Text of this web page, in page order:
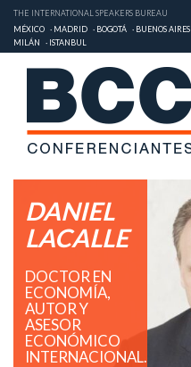
THE INTERNATIONAL SPEAKERS BUREAU
MÉXICO
MADRID BOGOTÁ BUENOS AIRES
MILÁN
ISTANBUL
DANIEL
LACALLE
DOCTOR EN
ECONOMÍA,
AUTOR Y
ASESOR
ECONÓMICO
INTERNACIONAL.